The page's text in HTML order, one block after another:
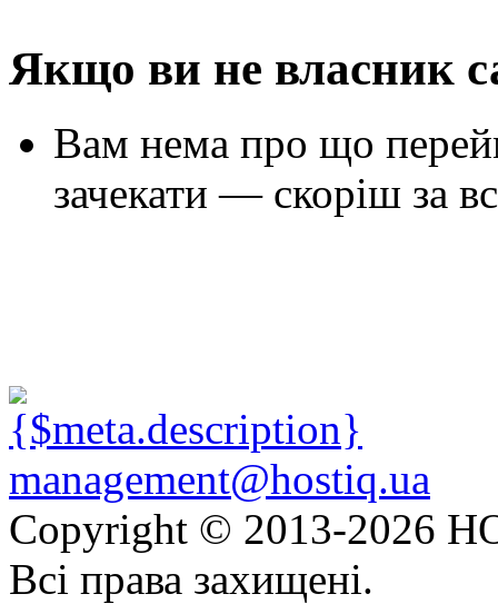
Якщо ви не власник
Вам нема про що
зачекати — скоріш за
management@hostiq.ua
Copyright © 2013-2026
Всі права захищені.